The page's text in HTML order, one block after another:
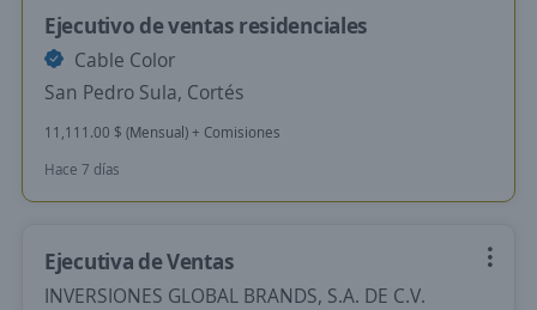
Ejecutivo de ventas residenciales
Cable Color
San Pedro Sula, Cortés
11,111.00 $ (Mensual) + Comisiones
Hace 7 días
Ejecutiva de Ventas
INVERSIONES GLOBAL BRANDS, S.A. DE C.V.